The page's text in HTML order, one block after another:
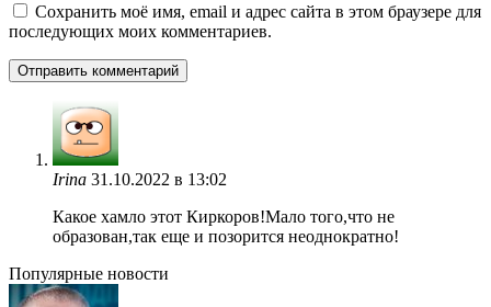
Сохранить моё имя, email и адрес сайта в этом браузере для
последующих моих комментариев.
Irina 31.10.2022 в 13:02
Какое хамло этот Киркоров!Мало того,что не
образован,так еще и позорится неоднократно!
Популярные новости